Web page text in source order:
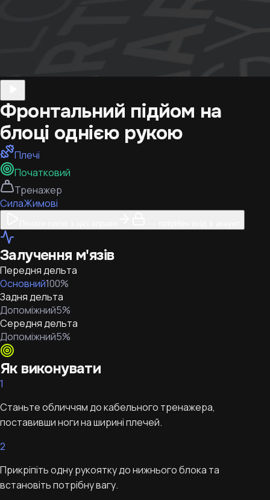
Фронтальний підйом на
блоці однією рукою
Плечі
Початковий
Тренажер
СилаЖимові
Залучення м'язів
Передня дельта
Основний100%
Задня дельта
Допоміжний5%
Середня дельта
Допоміжний5%
Як виконувати
1
Станьте обличчям до кабельного тренажера,
поставивши ноги на ширині плечей.
2
Прикріпіть одну рукоятку до нижнього блока та
встановіть потрібну вагу.